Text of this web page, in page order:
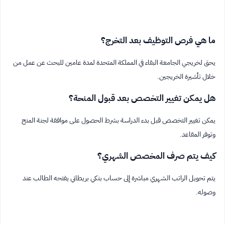
ما هي فرص التوظيف بعد التخرج؟
يحق لخريجي الجامعة البقاء في المملكة المتحدة لمدة عامين للبحث عن عمل من
خلال تأشيرة الخريجين.
هل يمكن تغيير التخصص بعد قبول المنحة؟
يمكن تغيير التخصص قبل بدء الدراسة بشرط الحصول على موافقة لجنة المنح
وتوفر المقاعد.
كيف يتم صرف المخصص الشهري؟
يتم تحويل الراتب الشهري مباشرة إلى حساب بنكي بريطاني يفتحه الطالب عند
وصوله.